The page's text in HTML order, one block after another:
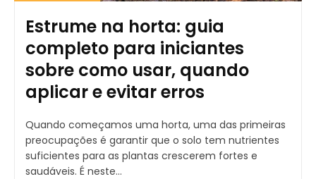
Estrume na horta: guia
completo para iniciantes
sobre como usar, quando
aplicar e evitar erros
Quando começamos uma horta, uma das primeiras
preocupações é garantir que o solo tem nutrientes
suficientes para as plantas crescerem fortes e
saudáveis. É neste...